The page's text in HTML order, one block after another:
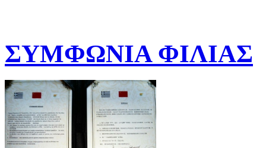
ΣΥΜΦΩΝΙΑ ΦΙΛΙΑΣ